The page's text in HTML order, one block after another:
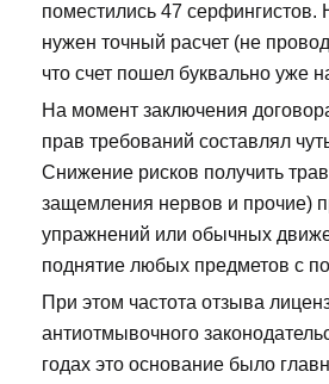
поместились 47 серфингистов.
нужен точный расчет (не
что счет пошел буквально уже
На момент заключения
прав требований составлял
Снижение рисков получить
защемления нервов и прочие)
упражнений или обычных
поднятие любых предметов с
При этом частота отзыва
антиотмывочного
годах это основание было